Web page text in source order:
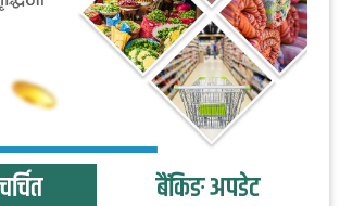
बैंकिङ अपडेट